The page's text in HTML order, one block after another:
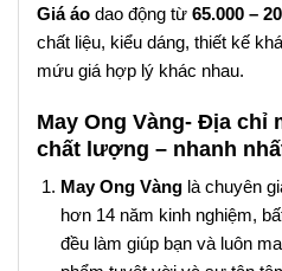
Giá áo dao động từ 65.000 –
chất liệu, kiểu dáng, thiết kế
mứu giá hợp lý khác nhau.
May Ong Vàng- Địa chỉ
chất lượng – nhanh
May Ong Vànglà chuyên
hơn 14 năm kinh nghiệm,
đều làm giúp bạn và luôn